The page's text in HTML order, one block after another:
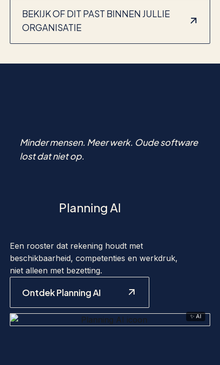
BEKIJK OF DIT PAST BINNEN JULLIE
ORGANISATIE
Minder mensen. Meer werk. Oude software
lost dat niet op.
Planning AI
Een rooster dat rekening houdt met
beschikbaarheid, competenties en werkdruk,
niet alleen met bezetting.
Ontdek Planning AI
✨ AI